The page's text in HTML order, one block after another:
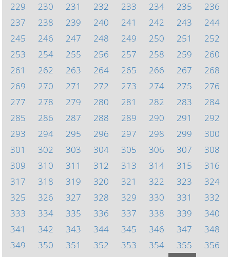
229
230 231 232 233 234 235
236
237
238 239 240 241 242 243
244
245
246 247 248 249 250 251
252
253
254 255 256 257 258 259
260
261
262 263 264 265 266 267
268
269
270 271 272 273 274 275
276
277
278 279 280 281 282 283
284
285
286 287 288 289 290 291
292
293
294 295 296 297 298 299
300
301
302 303 304 305 306 307
308
309
310 311 312 313 314 315
316
317
318 319 320 321 322 323
324
325
326 327 328 329 330 331
332
333
334 335 336 337 338 339
340
341
342 343 344 345 346 347
348
349
350 351 352 353 354 355
356